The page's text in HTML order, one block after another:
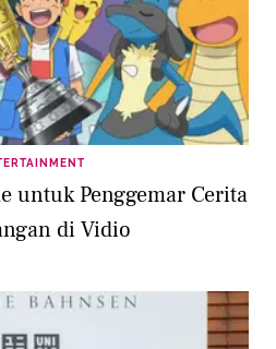
untuk Penggemar Cerita
di Vidio